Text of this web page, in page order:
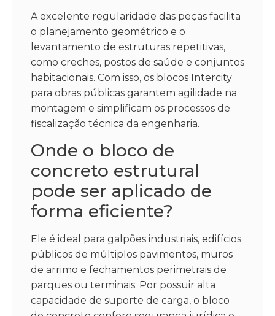
A excelente regularidade das peças facilita
o planejamento geométrico e o
levantamento de estruturas repetitivas,
como creches, postos de saúde e conjuntos
habitacionais. Com isso, os blocos Intercity
para obras públicas garantem agilidade na
montagem e simplificam os processos de
fiscalização técnica da engenharia.
Onde o bloco de
concreto estrutural
pode ser aplicado de
forma eficiente?
Ele é ideal para galpões industriais, edifícios
públicos de múltiplos pavimentos, muros
de arrimo e fechamentos perimetrais de
parques ou terminais. Por possuir alta
capacidade de suporte de carga, o bloco